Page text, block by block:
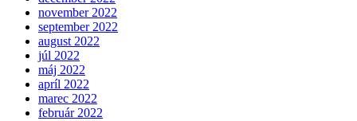
november 2022
september 2022
august 2022
júl 2022
máj 2022
apríl 2022
marec 2022
február 2022